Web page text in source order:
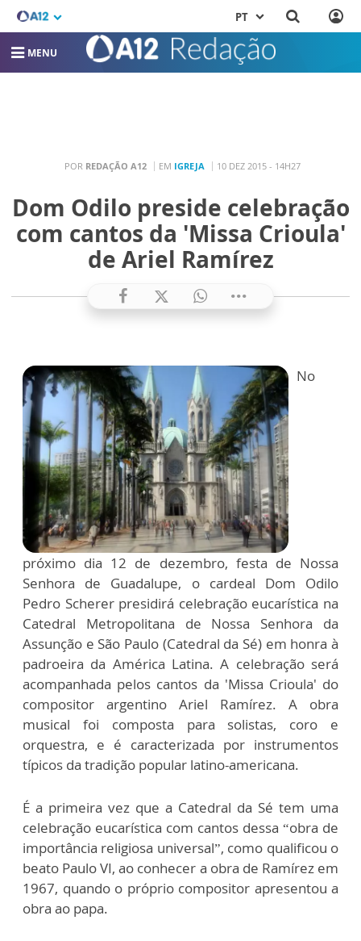
PT
MENU
POR REDAÇÃO A12 EM IGREJA 10 DEZ 2015 - 14H27
Dom Odilo preside celebração
com cantos da 'Missa Crioula'
de Ariel Ramírez
No
próximo dia 12 de dezembro, festa de Nossa
Senhora de Guadalupe, o cardeal Dom Odilo
Pedro Scherer presidirá celebração eucarística na
Catedral Metropolitana de Nossa Senhora da
Assunção e São Paulo (Catedral da Sé) em honra à
padroeira da América Latina. A celebração será
acompanhada pelos cantos da 'Missa Crioula' do
compositor argentino Ariel Ramírez. A obra
musical foi composta para solistas, coro e
orquestra, e é caracterizada por instrumentos
típicos da tradição popular latino-americana.
É a primeira vez que a Catedral da Sé tem uma
celebração eucarística com cantos dessa “obra de
importância religiosa universal”, como qualificou o
beato Paulo VI, ao conhecer a obra de Ramírez em
1967, quando o próprio compositor apresentou a
obra ao papa.